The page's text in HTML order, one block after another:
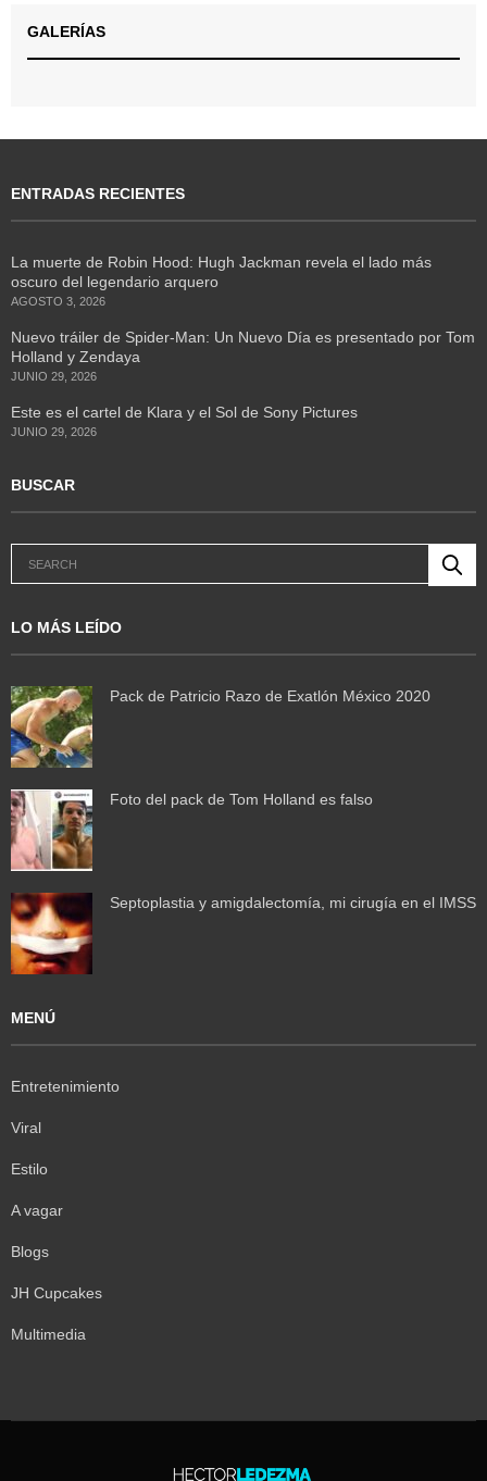
GALERÍAS
ENTRADAS RECIENTES
La muerte de Robin Hood: Hugh Jackman revela el lado más
oscuro del legendario arquero
AGOSTO 3, 2026
Nuevo tráiler de Spider-Man: Un Nuevo Día es presentado por Tom
Holland y Zendaya
JUNIO 29, 2026
Este es el cartel de Klara y el Sol de Sony Pictures
JUNIO 29, 2026
BUSCAR
LO MÁS LEÍDO
Pack de Patricio Razo de Exatlón México 2020
Foto del pack de Tom Holland es falso
Septoplastia y amigdalectomía, mi cirugía en el IMSS
MENÚ
Entretenimiento
Viral
Estilo
A vagar
Blogs
JH Cupcakes
Multimedia